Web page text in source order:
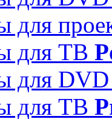
для
для ТВ
для DVD
для ТВ